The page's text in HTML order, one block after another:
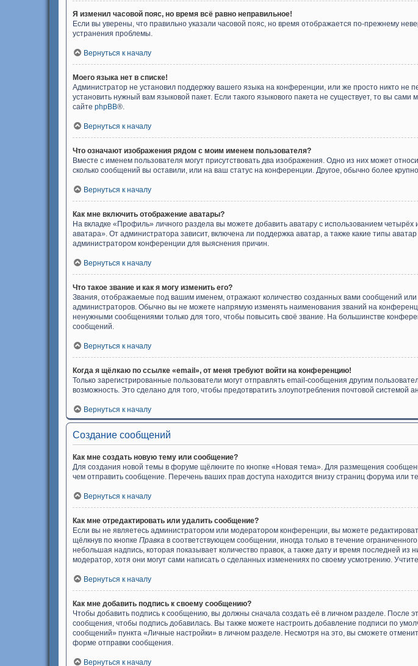
Я изменил часовой пояс, но время всё равно неправильное!
Если вы уверены, что правильно указали часовой пояс, но время отображается по-прежнему
устранения проблемы.
Вернуться к началу
Моего языка нет в списке!
Администратор не установил поддержку вашего языка на конференции, или же просто никто
установить нужный вам языковой пакет. Если такого языкового пакета не существует, то вы
сайте phpBB®.
Вернуться к началу
Что означают изображения рядом с моим именем пользователя?
Вместе с именем пользователя могут присутствовать два изображения. Одно из них может
сколько сообщений вы оставили, или на ваш статус на конференции. Другое, обычно более
Вернуться к началу
Как мне включить отображение аватары?
На вкладке «Профиль» личного раздела вы можете добавить аватару с использованием
аватара». От администратора зависит, включена ли поддержка аватар, а также какие типы
администратором конференции для выяснения причин.
Вернуться к началу
Что такое звание и как я могу изменить его?
Звания, отображаемые под вашим именем, отражают количество созданных вами сообщений
администраторов. Обычно вы не можете напрямую изменять наименования званий на
ненужными сообщениями только для того, чтобы повысить своё звание. На большинстве
сообщений.
Вернуться к началу
Когда я щёлкаю по ссылке «email», от меня требуют войти на конференцию!
Только зарегистрированные пользователи могут отправлять email-сообщения другим
возможность. Это сделано для того, чтобы предотвратить злоупотребления почтовой системой
Вернуться к началу
Создание сообщений
Как мне создать новую тему или сообщение?
Для создания новой темы в форуме щёлкните по кнопке «Новая тема». Для размещения
чем отправить сообщение. Перечень ваших прав доступа находится внизу страниц форума
Вернуться к началу
Как мне отредактировать или удалить сообщение?
Если вы не являетесь администратором или модератором конференции, вы можете
щёлкнув по кнопке Правка в соответствующем сообщении, иногда только в течение
небольшая надпись, которая показывает количество правок, а также дату и время последней
модератор, хотя они могут сами написать о сделанных изменениях по своему усмотрению.
Вернуться к началу
Как мне добавить подпись к своему сообщению?
Чтобы добавить подпись к сообщению, вы должны сначала создать её в личном разделе. После
сообщения, чтобы подпись добавилась. Вы также можете настроить добавление подписи по
сообщений» пункта «Личные настройки» в личном разделе. Несмотря на это, вы сможете
форме отправки сообщения.
Вернуться к началу